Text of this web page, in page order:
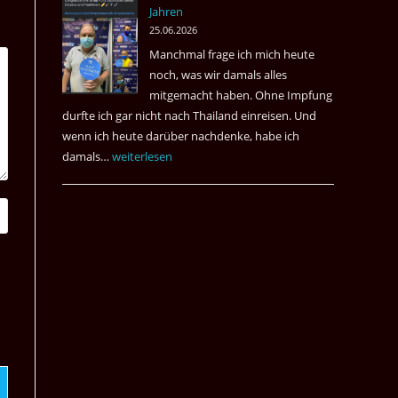
&
May
Das
Desaster
Spiel
Jahren
25.06.2026
Manchmal frage ich mich heute
noch, was wir damals alles
mitgemacht haben. Ohne Impfung
durfte ich gar nicht nach Thailand einreisen. Und
wenn ich heute darüber nachdenke, habe ich
damals…Das
weiterlesen